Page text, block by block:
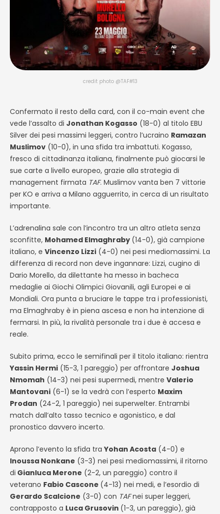
credit photo @TAF#13
Confermato il resto della card, con il co-main event che
vede l’assalto di Jonathan Kogasso (18-0) al titolo EBU
Silver dei pesi massimi leggeri, contro l’ucraino Ramazan
Muslimov (10-0), in una sfida tra imbattuti. Kogasso,
fresco di cittadinanza italiana, finalmente può giocarsi le
sue carte a livello europeo, grazie alla strategia di
management firmata TAF. Muslimov vanta ben 7 vittorie
per KO e arriva a Milano agguerrito, in cerca di un risultato
importante.
L’adrenalina sale con l’incontro tra un altro atleta senza
sconfitte, Mohamed Elmaghraby (14-0), già campione
italiano, e Vincenzo Lizzi (4-0) nei pesi mediomassimi. La
differenza di record non deve ingannare: Lizzi, cugino di
Dario Morello, da dilettante ha messo in bacheca
medaglie ai Giochi Olimpici Giovanili, agli Europei e ai
Mondiali. Ora punta a bruciare le tappe tra i professionisti,
ma Elmaghraby è in piena ascesa e non ha intenzione di
fermarsi. In più, la rivalità personale tra i due è accesa e
reale.
Subito prima, ecco le semifinali per il titolo italiano: rientra
Yassin Hermi (15-3, 1 pareggio) per affrontare Joshua
Nmomah (14-3) nei pesi supermedi, mentre Valerio
Mantovani (6-1) se la vedrà con l’esperto Maxim
Prodan (24-2, 1 pareggio) nei superwelter. Entrambi
match dall’alto tasso tecnico e agonistico, e dal
pronostico davvero incerto.
Aprono l’evento la sfida traYohan Acosta (4-0) e
Inoussa Nonkane (3-3) nei pesi mediomassimi, il ritorno
di Gianluca Merone (2-2, un pareggio) contro il
veterano Fabio Cascone (4-13) nei medi, e l’esordio di
Gerardo Scalcione (3-0) con TAFnei super leggeri,
contrapposto a Luca Grusovin (1-3, un pareggio), già